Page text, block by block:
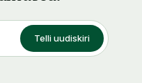
Telli uudiskiri